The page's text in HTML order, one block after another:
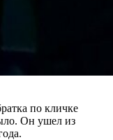
по кличке
Он ушел из